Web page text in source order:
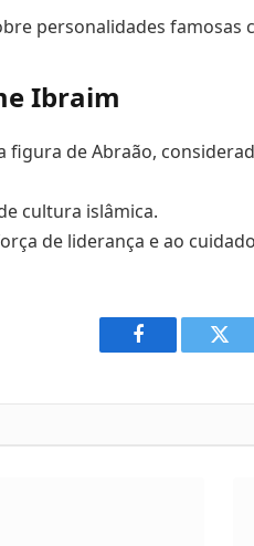
personalidades famosas
Ibraim
figura de Abraão,
cultura islâmica.
de liderança e ao
Facebook